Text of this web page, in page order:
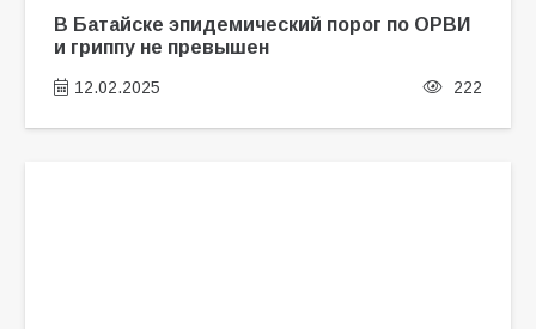
В Батайске эпидемический порог по ОРВИ
и гриппу не превышен
12.02.2025 222